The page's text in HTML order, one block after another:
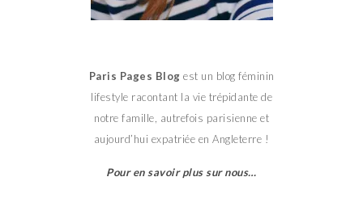
Paris Pages Blog est un blog féminin
lifestyle racontant la vie trépidante de
notre famille, autrefois parisienne et
aujourd’hui expatriée en Angleterre !
Pour en savoir plus sur nous…